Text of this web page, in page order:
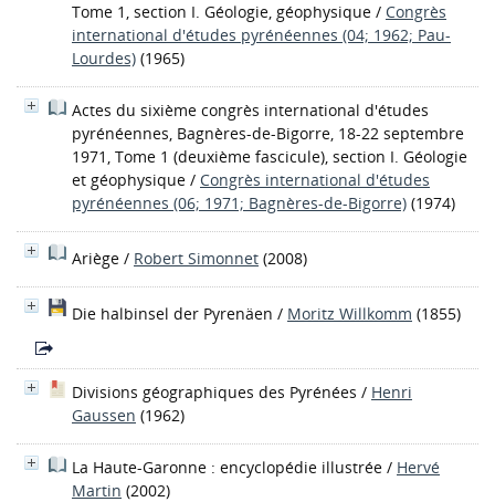
Tome 1, section I. Géologie, géophysique / Congrès
international d'études pyrénéennes (04; 1962; Pau-
Lourdes) (1965)
Actes du sixième congrès international d'études
pyrénéennes, Bagnères-de-Bigorre, 18-22 septembre
1971, Tome 1 (deuxième fascicule), section I. Géologie
et géophysique / Congrès international d'études
pyrénéennes (06; 1971; Bagnères-de-Bigorre) (1974)
Ariège / Robert Simonnet (2008)
Die halbinsel der Pyrenäen / Moritz Willkomm (1855)
Divisions géographiques des Pyrénées / Henri
Gaussen (1962)
La Haute-Garonne : encyclopédie illustrée / Hervé
Martin (2002)